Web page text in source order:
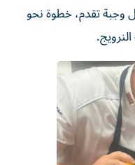
تقدم، خطوة نحو